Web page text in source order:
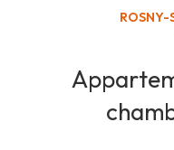
ROSNY-
Appartement 3